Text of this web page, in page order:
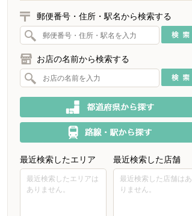
郵便番号・住所・駅名から検索する
お店の名前から検索する
最近検索したエリア
最近検索したエリアは
ありません。
最近検索した店舗
最近検索した店舗はあ
りません。